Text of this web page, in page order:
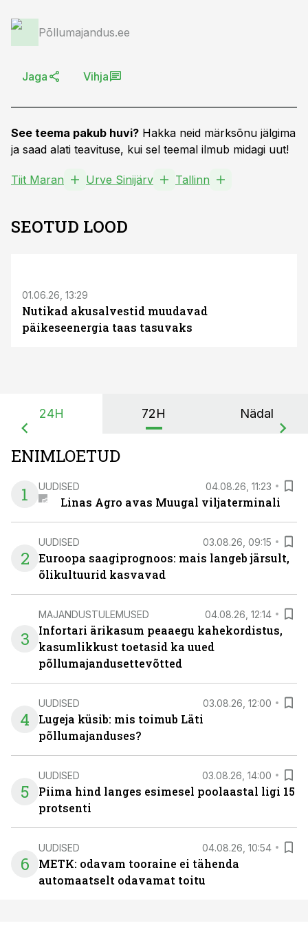
Põllumajandus.ee
Jaga Vihja
See teema pakub huvi? Hakka neid märksõnu jälgima
ja saad alati teavituse, kui sel teemal ilmub midagi uut!
Tiit Maran Urve Sinijärv Tallinn
SEOTUD LOOD
01.06.26, 13:29
Nutikad akusalvestid muudavad
päikeseenergia taas tasuvaks
24H 72H Nädal
ENIMLOETUD
1
UUDISED 04.08.26, 11:23
Linas Agro avas Muugal viljaterminali
2
UUDISED 03.08.26, 09:15
Euroopa saagiprognoos: mais langeb järsult,
õlikultuurid kasvavad
3
MAJANDUSTULEMUSED 04.08.26, 12:14
Infortari ärikasum peaaegu kahekordistus,
kasumlikkust toetasid ka uued
põllumajandusettevõtted
4
UUDISED 03.08.26, 12:00
Lugeja küsib: mis toimub Läti
põllumajanduses?
5
UUDISED 03.08.26, 14:00
Piima hind langes esimesel poolaastal ligi 15
protsenti
6
UUDISED 04.08.26, 10:54
METK: odavam tooraine ei tähenda
automaatselt odavamat toitu